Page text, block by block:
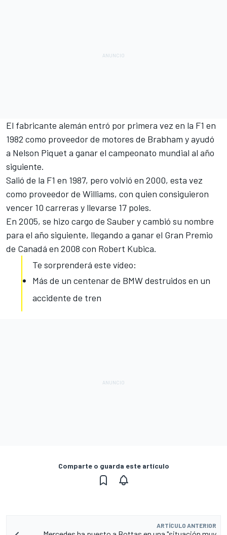
El fabricante alemán entró por primera vez en la F1 en
1982 como proveedor de motores de Brabham y ayudó
a Nelson Piquet a ganar el campeonato mundial al año
siguiente.
Salió de la F1 en 1987, pero volvió en 2000, esta vez
como proveedor de Williams, con quien consiguieron
vencer 10 carreras y llevarse 17 poles.
En 2005, se hizo cargo de Sauber y cambió su nombre
para el año siguiente, llegando a ganar el Gran Premio
de Canadá en 2008 con Robert Kubica.
Te sorprenderá este vídeo:
Más de un centenar de BMW destruidos en un
accidente de tren
Comparte o guarda este artículo
ARTÍCULO ANTERIOR